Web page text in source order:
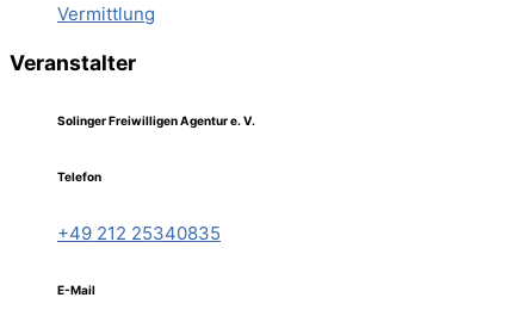
Vermittlung
Veranstalter
Solinger Freiwilligen Agentur e. V.
Telefon
+49 212 25340835
E-Mail